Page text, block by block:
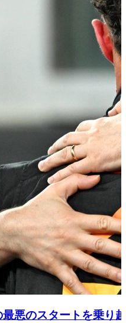
悪のスタートを乗り